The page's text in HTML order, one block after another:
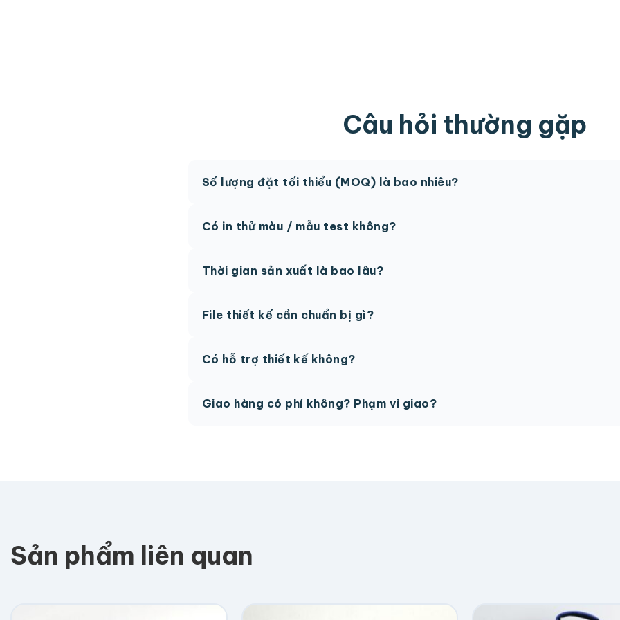
Câu hỏi thường gặp
Số lượng đặt tối thiểu (MOQ) là bao nhiêu?
Có in thử màu / mẫu test không?
thức.
Thời gian sản xuất là bao lâu?
hệ để được tư vấn.
File thiết kế cần chuẩn bị gì?
phí.
Có hỗ trợ thiết kế không?
Giao hàng có phí không? Phạm vi giao?
Sản phẩm liên quan